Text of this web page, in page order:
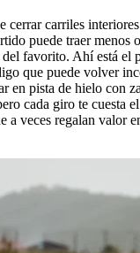
cerrar carriles
puede traer menos
del favorito. Ahí está el
que puede volver
en pista de hielo con
cada giro te cuesta
a veces regalan valor